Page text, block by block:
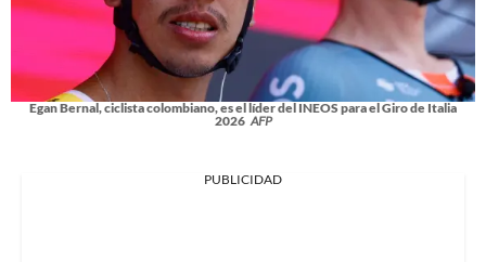
Egan Bernal, ciclista colombiano, es el líder del INEOS para el Giro de Italia
2026 AFP
PUBLICIDAD